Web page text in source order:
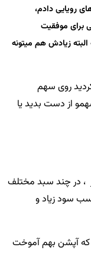
ضرر های رویایی دادم،
برای موفقیت
زیادش هم میتونه
روی سهم
از دست بدید یا
، در چند سبد مختلف
سود زیاد و
که آپشن بهم آموخت